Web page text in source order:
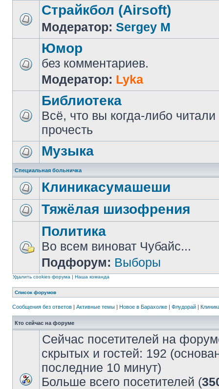
Страйкбол (Airsoft)
Модератор: Sergey M
Юмор
без комментариев.
Модератор: Lyka
Библиотека
Всё, что вы когда-либо
прочесть
Музыка
Специальная больничка
Клиникасумашеши
Тяжёлая шизофрения
Политика
Во всем виноват Чубайс...
Подфорум: Выборы
Удалить cookies форума | Наша команда
Список форумов
Сообщения без ответов | Активные темы | Новое в Барахолке | Флудорай |
Кто сейчас на форуме
Сейчас посетителей на
скрытых и гостей: 192
последние 10 минут)
Больше всего посетителей (